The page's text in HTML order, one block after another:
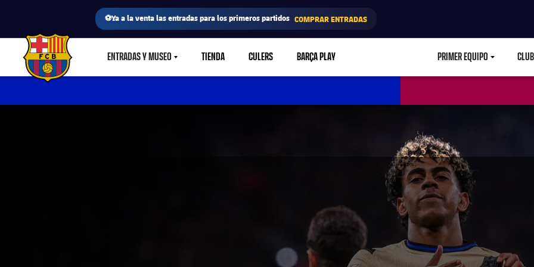
⚽Ya a la venta las entradas para los primeros partidos COMPRAR ENTRADAS
FC Barcelona club badge ENTRADAS Y MUSEOLABEL.SHARE.CARETDOWN
TIENDA CULERS BARÇA PLAY PRIMER EQUIPO CLUB